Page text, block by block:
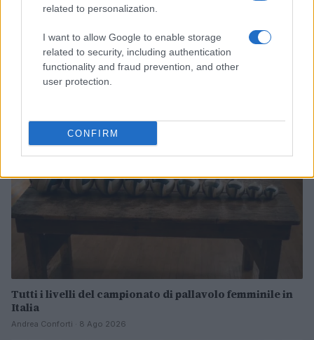
related to personalization.
I want to allow Google to enable storage
related to security, including authentication
functionality and fraud prevention, and other
user protection.
CONFIRM
Controparete nel padel: tecniche e consigli per
eseguirla al meglio
Francesca Lombardi · 8 Ago 2026
Tutti i livelli del campionato di pallavolo femminile in
Italia
Andrea Conforti · 8 Ago 2026